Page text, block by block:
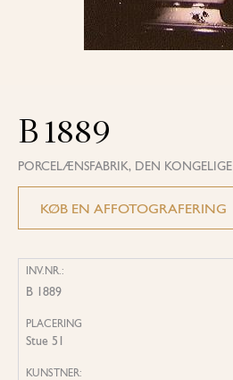
B 1889
PORCELÆNSFABRIK, DEN KONGELIGE
KØB EN AFFOTOGRAFERING
INV.NR.:
B 1889
PLACERING
Stue 51
KUNSTNER: